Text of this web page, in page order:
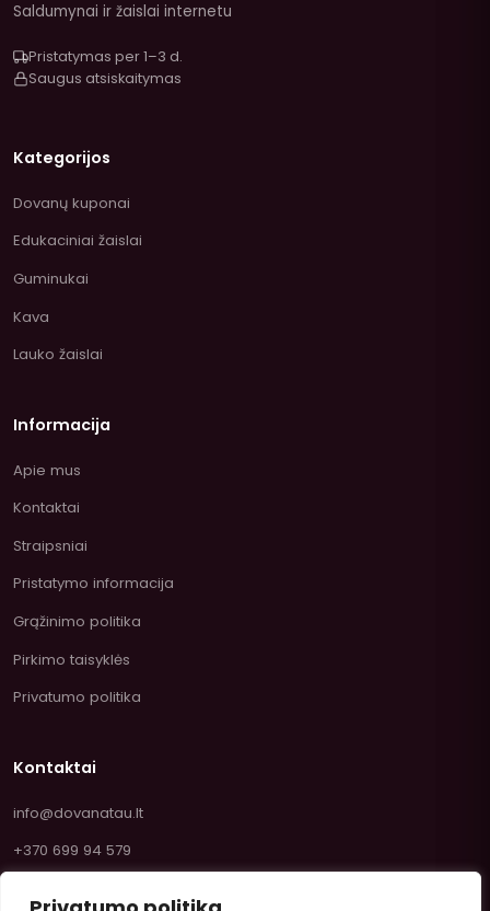
Saldumynai ir žaislai internetu
Pristatymas per 1–3 d.
Saugus atsiskaitymas
Kategorijos
Dovanų kuponai
Edukaciniai žaislai
Guminukai
Kava
Lauko žaislai
Informacija
Apie mus
Kontaktai
Straipsniai
Pristatymo informacija
Grąžinimo politika
Pirkimo taisyklės
Privatumo politika
Kontaktai
info@dovanatau.lt
+370 699 94 579